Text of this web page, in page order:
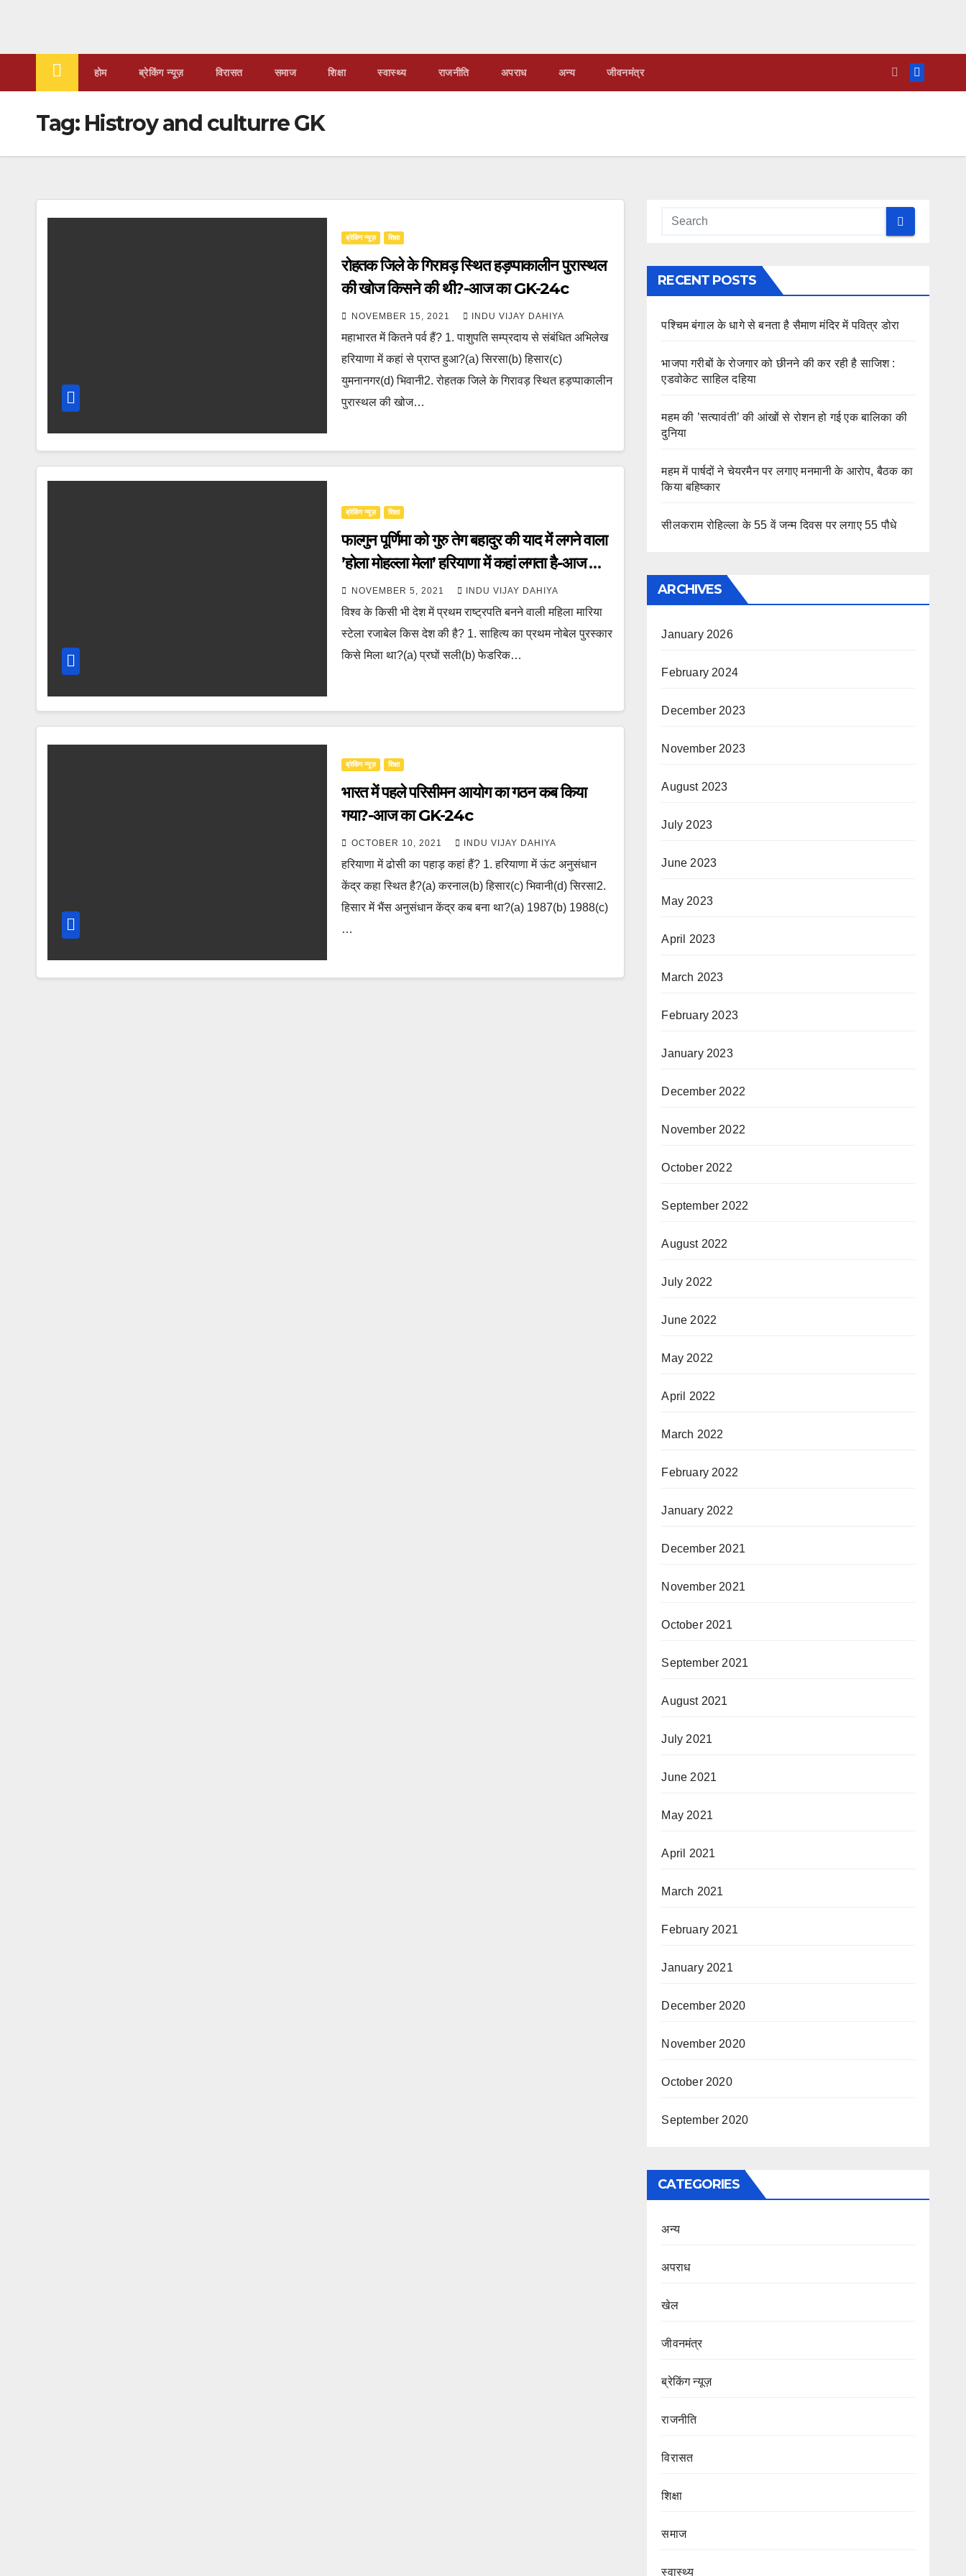
content
होम ब्रेकिंग न्यूज़ ‍‍विरासत समाज शिक्षा स्वास्थ्य राजनीति अपराध अन्य जीवनमंत्र
Tag: Histroy and culturre GK
ब्रेकिंग न्यूज़ शिक्षा
रोहतक जिले के गिरावड़ स्थित हड़प्पाकालीन पुरास्थल
की खोज किसने की थी?-आज का GK-24c
NOVEMBER 15, 2021 INDU VIJAY DAHIYA
महाभारत में कितने पर्व हैं? 1. पाशुपति सम्प्रदाय से संबंधित अभिलेख
हरियाणा में कहां से प्राप्त हुआ?(a) सिरसा(b) हिसार(c)
युमनानगर(d) भिवानी2. रोहतक जिले के गिरावड़ स्थित हड़प्पाकालीन
पुरास्थल की खोज…
ब्रेकिंग न्यूज़ शिक्षा
फाल्गुन पूर्णिमा को गुरु तेग बहादुर की याद में लगने वाला
’होला मोहल्ला मेला’ हरियाणा में कहां लगता है-आज का
GK-24c
NOVEMBER 5, 2021 INDU VIJAY DAHIYA
विश्व के किसी भी देश में प्रथम राष्ट्रपति बनने वाली महिला मारिया
स्टेला रजाबेल किस देश की है? 1. साहित्य का प्रथम नोबेल पुरस्कार
किसे मिला था?(a) प्रघों सली(b) फेडरिक…
ब्रेकिंग न्यूज़ शिक्षा
भारत में पहले परिसीमन आयोग का गठन कब किया
गया?-आज का GK-24c
OCTOBER 10, 2021 INDU VIJAY DAHIYA
हरियाणा में ढोसी का पहाड़ कहां हैं? 1. हरियाणा में ऊंट अनुसंधान
केंद्र कहा स्थित है?(a) करनाल(b) हिसार(c) भिवानी(d) सिरसा2.
हिसार में भैंस अनुसंधान केंद्र कब बना था?(a) 1987(b) 1988(c)
…
RECENT POSTS
पश्चिम बंगाल के धागे से बनता है सैमाण मंदिर में पवित्र डोरा
भाजपा गरीबों के रोजगार को छीनने की कर रही है साजिश :
एडवोकेट साहिल दहिया
महम की ’सत्यावंती’ की आंखों से रोशन हो गई एक बालिका की
दुनिया
महम में पार्षदों ने चेयरमैन पर लगाए मनमानी के आरोप, बैठक का
किया बहिष्कार
सीलकराम रोहिल्ला के 55 वें जन्म दिवस पर लगाए 55 पौधे
ARCHIVES
January 2026
February 2024
December 2023
November 2023
August 2023
July 2023
June 2023
May 2023
April 2023
March 2023
February 2023
January 2023
December 2022
November 2022
October 2022
September 2022
August 2022
July 2022
June 2022
May 2022
April 2022
March 2022
February 2022
January 2022
December 2021
November 2021
October 2021
September 2021
August 2021
July 2021
June 2021
May 2021
April 2021
March 2021
February 2021
January 2021
December 2020
November 2020
October 2020
September 2020
CATEGORIES
अन्य
अपराध
खेल
जीवनमंत्र
ब्रेकिंग न्यूज़
राजनीति
‍‍विरासत
शिक्षा
समाज
स्वास्थ्य